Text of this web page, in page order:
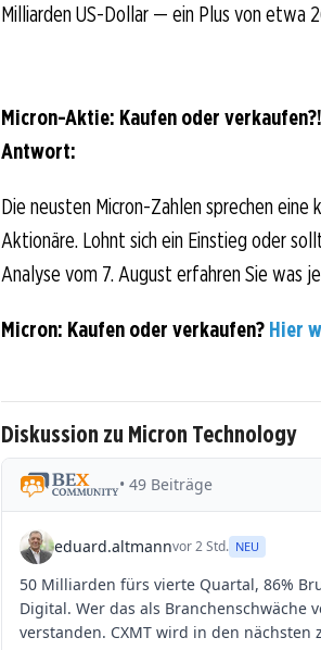
Milliarden US-Dollar — ein Plus von etwa
Micron-Aktie: Kaufen oder
Antwort:
Die neusten Micron-Zahlen sprechen
Aktionäre. Lohnt sich ein Einstieg oder
Analyse vom 7. August erfahren Sie was
Micron: Kaufen oder verkaufen? Hier
Diskussion zu Micron Technology